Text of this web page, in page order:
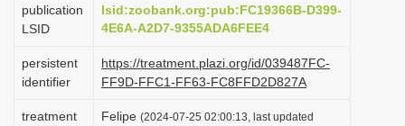
o
n
publication
LSID
lsid:zoobank.org:pub:FC19366B-D399-
4E6A-A2D7-9355ADA6FEE4
persistent
identifier
https://treatment.plazi.org/id/039487FC-
FF9D-FFC1-FF63-FC8FFD2D827A
treatment
Felipe (2024-07-25 02:00:13, last updated